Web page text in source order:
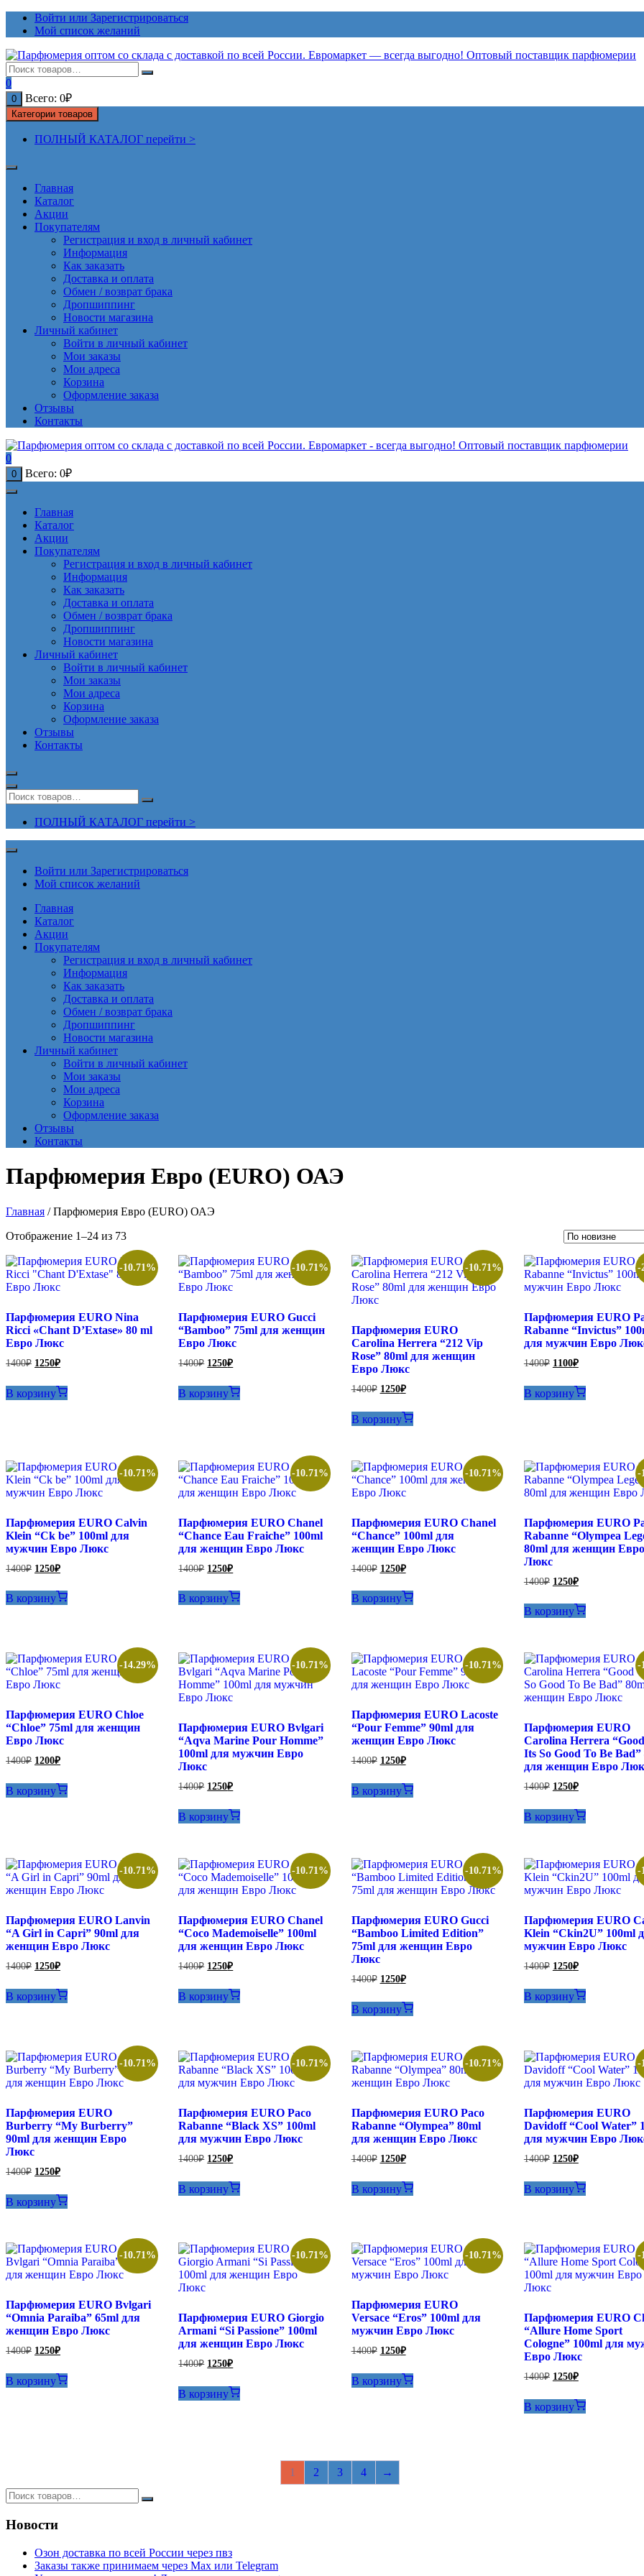
ПерейтиВойти или Зарегистрироваться
Мой список желаний
0
0 Всего: 0₽
Категории товаров
ПОЛНЫЙ КАТАЛОГ перейти >
Главная
Каталог
Акции
Покупателям
Регистрация и вход в личный кабинет
Информация
Как заказать
Доставка и оплата
Обмен / возврат брака
Дропшиппинг
Новости магазина
Личный кабинет
Войти в личный кабинет
Мои заказы
Мои адреса
Корзина
Оформление заказа
Отзывы
Контакты
0
0 Всего: 0₽
Главная
Каталог
Акции
Покупателям
Регистрация и вход в личный кабинет
Информация
Как заказать
Доставка и оплата
Обмен / возврат брака
Дропшиппинг
Новости магазина
Личный кабинет
Войти в личный кабинет
Мои заказы
Мои адреса
Корзина
Оформление заказа
Отзывы
Контакты
ПОЛНЫЙ КАТАЛОГ перейти >
Войти или Зарегистрироваться
Мой список желаний
Главная
Каталог
Акции
Покупателям
Регистрация и вход в личный кабинет
Информация
Как заказать
Доставка и оплата
Обмен / возврат брака
Дропшиппинг
Новости магазина
Личный кабинет
Войти в личный кабинет
Мои заказы
Мои адреса
Корзина
Оформление заказа
Отзывы
Контакты
Парфюмерия Евро (EURO) ОАЭ
Главная / Парфюмерия Евро (EURO) ОАЭ
Отображение 1–24 из 73Сортировка:
самые
недавние
-10.71%
Парфюмерия EURO Nina
Ricci «Chant D’Extase» 80 ml
Евро Люкс
1400₽ Первоначальная
1400₽.
1250₽Текущая
1250₽.
В корзину
-10.71%
Парфюмерия EURO Gucci
“Bamboo” 75ml для женщин
Евро Люкс
1400₽ Первоначальная
1400₽.
1250₽Текущая
1250₽.
В корзину
-10.71%
Парфюмерия EURO
Carolina Herrera “212 Vip
Rose” 80ml для женщин
Евро Люкс
1400₽ Первоначальная
1400₽.
1250₽Текущая
1250₽.
В корзину
-
Парфюмерия EURO
Rabanne “Invictus”
для мужчин Евро
1400₽ Первоначальная
1400₽.
1100₽Текущая
1100₽.
В корзину
-10.71%
Парфюмерия EURO Calvin
Klein “Ck be” 100ml для
мужчин Евро Люкс
1400₽ Первоначальная
цена
составляла
1400₽.
1250₽Текущая
цена:
1250₽.
В корзину
-10.71%
Парфюмерия EURO Chanel
“Chance Eau Fraiche” 100ml
для женщин Евро Люкс
1400₽ Первоначальная
цена
составляла
1400₽.
1250₽Текущая
цена:
1250₽.
В корзину
-10.71%
Парфюмерия EURO Chanel
“Chance” 100ml для
женщин Евро Люкс
1400₽ Первоначальная
цена
составляла
1400₽.
1250₽Текущая
цена:
1250₽.
В корзину
-
Парфюмерия EURO
Rabanne “Olympea
80ml для женщин Евро
Люкс
1400₽ Первоначальная
цена
составляла
1400₽.
1250₽Текущая
цена:
1250₽.
В корзину
-14.29%
Парфюмерия EURO Chloe
“Chloe” 75ml для женщин
Евро Люкс
1400₽ Первоначальная
составляла
1400₽.
1200₽Текущая
1200₽.
В корзину
-10.71%
Парфюмерия EURO Bvlgari
“Aqva Marine Pour Homme”
100ml для мужчин Евро
Люкс
1400₽ Первоначальная
составляла
1400₽.
1250₽Текущая
1250₽.
В корзину
-10.71%
Парфюмерия EURO Lacoste
“Pour Femme” 90ml для
женщин Евро Люкс
1400₽ Первоначальная
составляла
1400₽.
1250₽Текущая
1250₽.
В корзину
-
Парфюмерия EURO
Carolina Herrera
Its So Good To Be Bad”
для женщин Евро
1400₽ Первоначальная
составляла
1400₽.
1250₽Текущая
1250₽.
В корзину
-10.71%
Парфюмерия EURO Lanvin
“A Girl in Capri” 90ml для
женщин Евро Люкс
1400₽ Первоначальная
1400₽.
1250₽Текущая
1250₽.
В корзину
-10.71%
Парфюмерия EURO Chanel
“Coco Mademoiselle” 100ml
для женщин Евро Люкс
1400₽ Первоначальная
1400₽.
1250₽Текущая
1250₽.
В корзину
-10.71%
Парфюмерия EURO Gucci
“Bamboo Limited Edition”
75ml для женщин Евро
Люкс
1400₽ Первоначальная
1400₽.
1250₽Текущая
1250₽.
В корзину
-
Парфюмерия EURO
Klein “Ckin2U” 100ml
мужчин Евро Люкс
1400₽ Первоначальная
1400₽.
1250₽Текущая
1250₽.
В корзину
-10.71%
Парфюмерия EURO
Burberry “My Burberry”
90ml для женщин Евро
Люкс
1400₽ Первоначальная
цена
1400₽.
1250₽Текущая
цена:
1250₽.
В корзину
-10.71%
Парфюмерия EURO Paco
Rabanne “Black XS” 100ml
для мужчин Евро Люкс
1400₽ Первоначальная
цена
1400₽.
1250₽Текущая
цена:
1250₽.
В корзину
-10.71%
Парфюмерия EURO Paco
Rabanne “Olympea” 80ml
для женщин Евро Люкс
1400₽ Первоначальная
цена
1400₽.
1250₽Текущая
цена:
1250₽.
В корзину
-
Парфюмерия EURO
Davidoff “Cool Water”
для мужчин Евро
1400₽ Первоначальная
цена
1400₽.
1250₽Текущая
цена:
1250₽.
В корзину
-10.71%
Парфюмерия EURO Bvlgari
“Omnia Paraiba” 65ml для
женщин Евро Люкс
1400₽ Первоначальная
составляла
1400₽.
1250₽Текущая
1250₽.
В корзину
-10.71%
Парфюмерия EURO Giorgio
Armani “Si Passione” 100ml
для женщин Евро Люкс
1400₽ Первоначальная
составляла
1400₽.
1250₽Текущая
1250₽.
В корзину
-10.71%
Парфюмерия EURO
Versace “Eros” 100ml для
мужчин Евро Люкс
1400₽ Первоначальная
составляла
1400₽.
1250₽Текущая
1250₽.
В корзину
-
Парфюмерия EURO
“Allure Home Sport
Cologne” 100ml для
Евро Люкс
1400₽ Первоначальная
составляла
1400₽.
1250₽Текущая
1250₽.
В корзину
1 2 3 4 →
Новости
Озон доставка по всей России через пвз
Заказы также принимаем через Max или Telegram